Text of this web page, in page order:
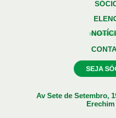
SEJA
Av Sete de Setembro,
Erechim